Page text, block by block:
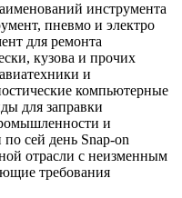
инструмента
пневмо и электро
для ремонта
кузова и прочих
и
компьютерные
для заправки
и
сей день Snap-on
отрасли с неизменным
требования